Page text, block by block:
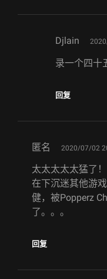
Djlain says:
录一个四十
回复
匿名 says:
2020/07/02
太太太太太猛了！
在下沉迷其他游
健，被Popperz
了。。。
回复